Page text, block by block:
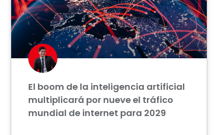
El boom de la inteligencia artificial
multiplicará por nueve el tráfico
mundial de internet para 2029